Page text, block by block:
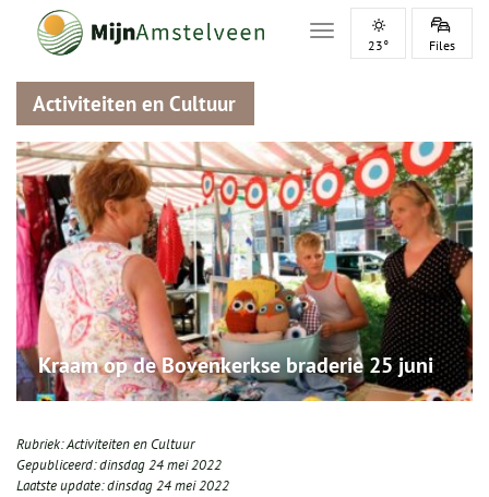
Toggle navigation
23° Files
Activiteiten en Cultuur
Kraam op de Bovenkerkse braderie 25 juni
Rubriek:Activiteiten en Cultuur
Gepubliceerd:dinsdag 24 mei 2022
Laatste update:dinsdag 24 mei 2022